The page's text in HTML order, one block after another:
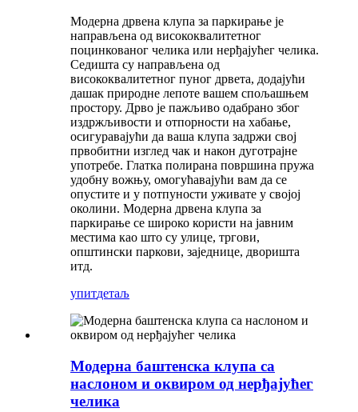
Модерна дрвена клупа за паркирање је
направљена од висококвалитетног
поцинкованог челика или нерђајућег челика.
Седишта су направљена од
висококвалитетног пуног дрвета, додајући
дашак природне лепоте вашем спољашњем
простору. Дрво је пажљиво одабрано због
издржљивости и отпорности на хабање,
осигуравајући да ваша клупа задржи свој
првобитни изглед чак и након дуготрајне
употребе. Глатка полирана површина пружа
удобну вожњу, омогућавајући вам да се
опустите и у потпуности уживате у својој
околини. Модерна дрвена клупа за
паркирање се широко користи на јавним
местима као што су улице, тргови,
општински паркови, заједнице, дворишта
итд.
упитдетаљ
Модерна баштенска клупа са
наслоном и оквиром од нерђајућег
челика